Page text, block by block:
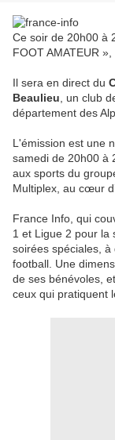
Ce soir de 20h00 à
FOOT AMATEUR
Il sera en direct du
Beaulieu , un club
département des
L'émission est une
samedi de 20h00 à
aux sports du
Multiplex, au cœur
France Info, qui
1 et Ligue 2 pour la
soirées spéciales,
football. Une
de ses bénévoles,
ceux qui pratiquent